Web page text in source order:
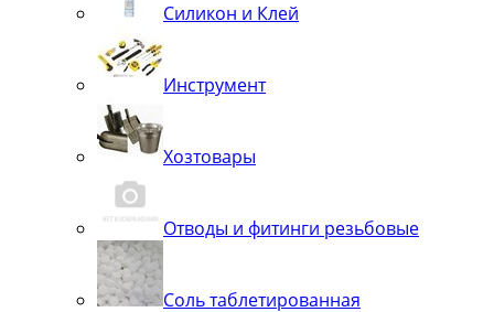
Силикон и Клей
Инструмент
Хозтовары
Отводы и фитинги резьбовые
Соль таблетированная